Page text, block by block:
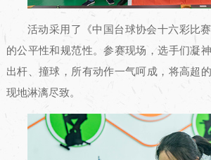
活动采用了《中国台球协会十六彩比
的公平性和规范性。参赛现场，选手们凝
出杆、撞球，所有动作一气呵成，将高超
现地淋漓尽致。